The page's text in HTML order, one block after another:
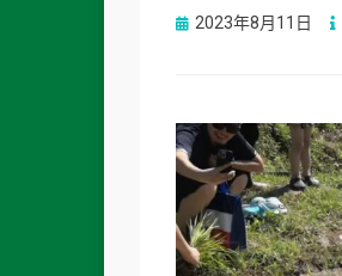
Posted
2023年8月11日